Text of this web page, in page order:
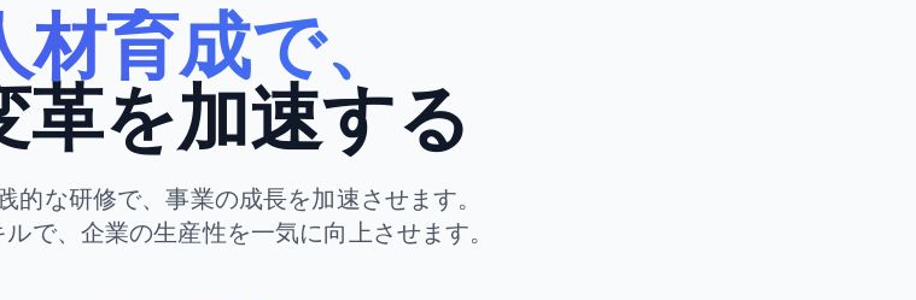
育成で、
革を加速する
的な研修で、事業の成長を加速させます。
で、企業の生産性を一気に向上させます。